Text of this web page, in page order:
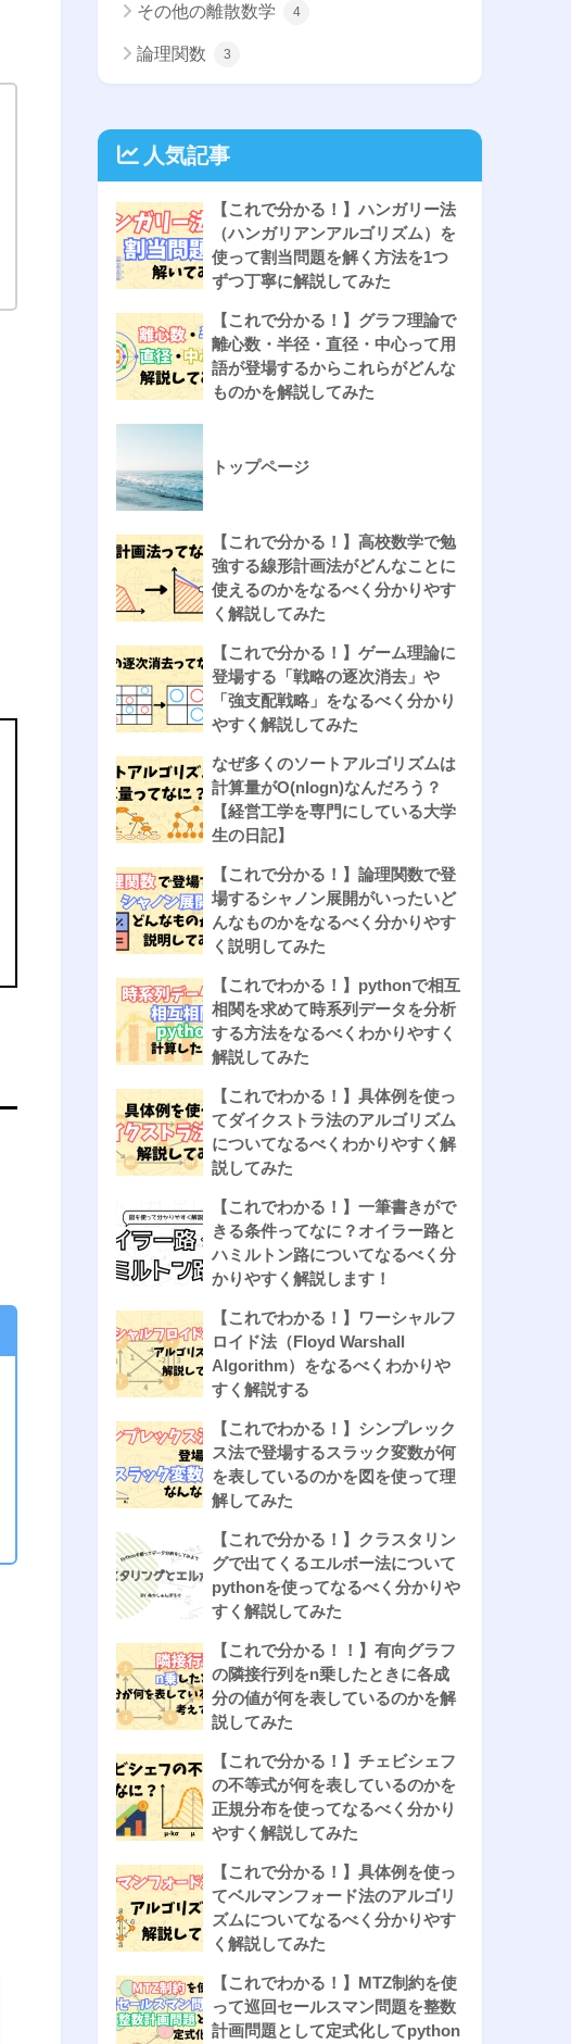
その他の離散数学 4
論理関数 3
人気記事
【これで分かる！】ハンガリー法
（ハンガリアンアルゴリズム）を
使って割当問題を解く方法を1つ
ずつ丁寧に解説してみた
【これで分かる！】グラフ理論で
離心数・半径・直径・中心って用
語が登場するからこれらがどんな
ものかを解説してみた
トップページ
【これで分かる！】高校数学で勉
強する線形計画法がどんなことに
使えるのかをなるべく分かりやす
く解説してみた
【これで分かる！】ゲーム理論に
登場する「戦略の逐次消去」や
「強支配戦略」をなるべく分かり
やすく解説してみた
なぜ多くのソートアルゴリズムは
計算量がO(nlogn)なんだろう？
【経営工学を専門にしている大学
生の日記】
【これで分かる！】論理関数で登
場するシャノン展開がいったいど
んなものかをなるべく分かりやす
く説明してみた
【これでわかる！】pythonで相互
相関を求めて時系列データを分析
する方法をなるべくわかりやすく
解説してみた
【これでわかる！】具体例を使っ
てダイクストラ法のアルゴリズム
についてなるべくわかりやすく解
説してみた
【これでわかる！】一筆書きがで
きる条件ってなに？オイラー路と
ハミルトン路についてなるべく分
かりやすく解説します！
【これでわかる！】ワーシャルフ
ロイド法（Floyd Warshall
Algorithm）をなるべくわかりや
すく解説する
【これでわかる！】シンプレック
ス法で登場するスラック変数が何
を表しているのかを図を使って理
解してみた
【これで分かる！】クラスタリン
グで出てくるエルボー法について
pythonを使ってなるべく分かりや
すく解説してみた
【これで分かる！！】有向グラフ
の隣接行列をn乗したときに各成
分の値が何を表しているのかを解
説してみた
【これで分かる！】チェビシェフ
の不等式が何を表しているのかを
正規分布を使ってなるべく分かり
やすく解説してみた
【これで分かる！】具体例を使っ
てベルマンフォード法のアルゴリ
ズムについてなるべく分かりやす
く解説してみた
【これでわかる！】MTZ制約を使
って巡回セールスマン問題を整数
計画問題として定式化してpython